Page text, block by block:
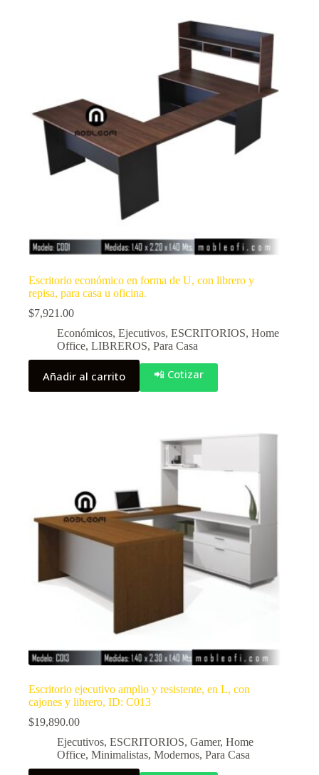
Escritorio económico en forma de U, con librero y
repisa, para casa u oficina.
$7,921.00
Económicos, Ejecutivos, ESCRITORIOS, Home
Office, LIBREROS, Para Casa
Añadir al carrito 📲 Cotizar
Escritorio ejecutivo amplio y resistente, en L, con
cajones y librero, ID: C013
$19,890.00
Ejecutivos, ESCRITORIOS, Gamer, Home
Office, Minimalistas, Modernos, Para Casa